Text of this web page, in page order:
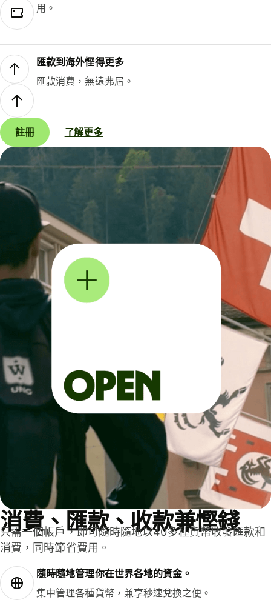
用。
匯款到海外慳得更多
匯款消費，無遠弗屆。
註冊 了解更多
消費、匯款、收款兼慳錢
只需一個帳戶，即可隨時隨地以40多種貨幣收發匯款和
消費，同時節省費用。
隨時隨地管理你在世界各地的資金。
集中管理各種貨幣，兼享秒速兌換之便。